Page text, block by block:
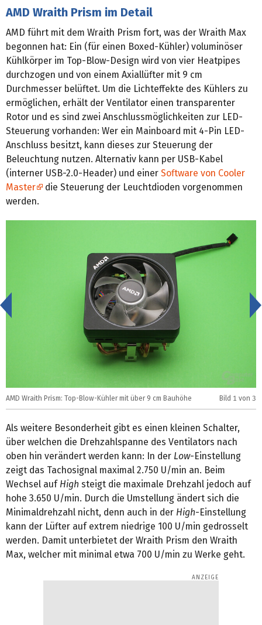
AMD Wraith Prism im Detail
AMD führt mit dem Wraith Prism fort, was der Wraith Max
begonnen hat: Ein (für einen Boxed-Kühler) voluminöser
Kühlkörper im Top-Blow-Design wird von vier Heatpipes
durchzogen und von einem Axiallüfter mit 9 cm
Durchmesser belüftet. Um die Lichteffekte des Kühlers zu
ermöglichen, erhält der Ventilator einen transparenter
Rotor und es sind zwei Anschlussmöglichkeiten zur LED-
Steuerung vorhanden: Wer ein Mainboard mit 4-Pin LED-
Anschluss besitzt, kann dieses zur Steuerung der
Beleuchtung nutzen. Alternativ kann per USB-Kabel
(interner USB-2.0-Header) und einer Software von Cooler
Master
die Steuerung der Leuchtdioden vorgenommen
werden.
AMD Wraith Prism: Top-Blow-Kühler mit über 9 cm Bauhöhe Bild 1 von 3
<
Als weitere Besonderheit gibt es einen kleinen Schalter,
über welchen die Drehzahlspanne des Ventilators nach
oben hin verändert werden kann: In der Low-Einstellung
zeigt das Tachosignal maximal 2.750 U/min an. Beim
Wechsel auf High steigt die maximale Drehzahl jedoch auf
hohe 3.650 U/min. Durch die Umstellung ändert sich die
Minimaldrehzahl nicht, denn auch in der High-Einstellung
kann der Lüfter auf extrem niedrige 100 U/min gedrosselt
werden. Damit unterbietet der Wraith Prism den Wraith
Max, welcher mit minimal etwa 700 U/min zu Werke geht.